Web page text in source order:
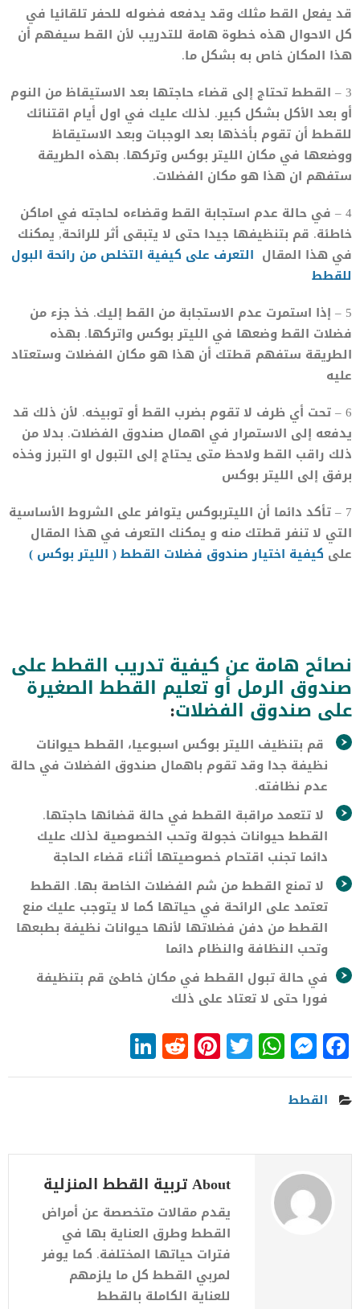
قد يفعل القط مثلك وقد يدفعه فضوله للحفر تلقائيا في
كل الاحوال هذه خطوة هامة للتدريب لأن القط سيفهم أن
هذا المكان خاص به بشكل ما.
3 – القطط تحتاج إلى قضاء حاجتها بعد الاستيقاظ من النوم
أو بعد الأكل بشكل كبير. لذلك عليك في اول أيام اقتنائك
للقطط أن تقوم بأخذها بعد الوجبات وبعد الاستيقاظ
ووضعها في مكان الليتر بوكس وتركها. بهذه الطريقة
ستفهم ان هذا هو مكان الفضلات.
4 – في حالة عدم استجابة القط وقضاءه لحاجته في اماكن
خاطئة. قم بتنظيفها جيدا حتى لا يتبقى أثر للرائحة, يمكنك
في هذا المقال التعرف على كيفية التخلص من رائحة البول
للقطط
5 – إذا استمرت عدم الاستجابة من القط إليك. خذ جزء من
فضلات القط وضعها في الليتر بوكس واتركها. بهذه
الطريقة ستفهم قطتك أن هذا هو مكان الفضلات وستعتاد
عليه
6 – تحت أي ظرف لا تقوم بضرب القط أو توبيخه. لأن ذلك قد
يدفعه إلى الاستمرار في اهمال صندوق الفضلات. بدلا من
ذلك راقب القط ولاحظ متى يحتاج إلى التبول او التبرز وخذه
برفق إلى الليتر بوكس
7 – تأكد دائما أن الليتربوكس يتوافر على الشروط الأساسية
التي لا تنفر قطتك منه و يمكنك التعرف في هذا المقال
على كيفية اختيار صندوق فضلات القطط ( الليتر بوكس )
نصائح هامة عن كيفية تدريب القطط على
صندوق الرمل أو تعليم القطط الصغيرة
على صندوق الفضلات:
قم بتنظيف الليتر بوكس اسبوعيا، القطط حيوانات
نظيفة جدا وقد تقوم باهمال صندوق الفضلات في حالة
عدم نظافته.
لا تتعمد مراقبة القطط في حالة قضائها حاجتها.
القطط حيوانات خجولة وتحب الخصوصية لذلك عليك
دائما تجنب اقتحام خصوصيتها أثناء قضاء الحاجة
لا تمنع القطط من شم الفضلات الخاصة بها. القطط
تعتمد على الرائحة في حياتها كما لا يتوجب عليك منع
القطط من دفن فضلاتها لأنها حيوانات نظيفة بطبعها
وتحب النظافة والنظام دائما
في حالة تبول القطط في مكان خاطئ قم بتنظيفة
فورا حتى لا تعتاد على ذلك
Facebook
Messenger
WhatsApp
Twitter
Pinterest
Reddit
القطط
About تربية القطط المنزلية
يقدم مقالات متخصصة عن أمراض
القطط وطرق العناية بها في
فترات حياتها المختلفة. كما يوفر
لمربي القطط كل ما يلزمهم
للعناية الكاملة بالقطط